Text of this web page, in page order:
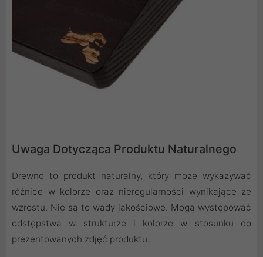
Uwaga Dotycząca Produktu Naturalnego
Drewno to produkt naturalny, który może wykazywać
różnice w kolorze oraz nieregularności wynikające ze
wzrostu. Nie są to wady jakościowe. Mogą występować
odstępstwa w strukturze i kolorze w stosunku do
prezentowanych zdjęć produktu.